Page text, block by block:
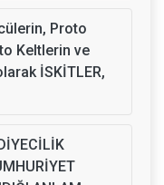
Proto
Keltlerin ve
İSKİTLER,